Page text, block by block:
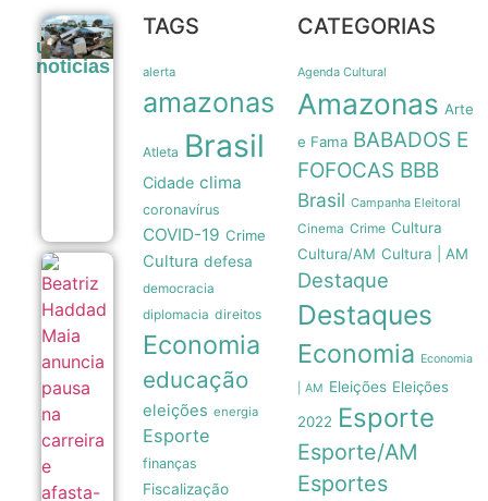
últimas
noticias
Tubarões
como
móveis
intensidade
furacões
08/08
Haddad
Maia
anuncia
pausa
carreira
afasta-
se das
quadras
08/08
TAGS
alerta
amazonas
Atleta Brasil
Cidade clima
coronavírus
COVID-19 Crime
Cultura defesa
democracia
diplomacia direitos
Economia
educação
eleições energia
Esporte
finanças
Fiscalização
CATEGORIAS
Agenda Cultural
Amazonas Arte
e Fama BABADOS E
FOFOCAS BBB
Brasil Campanha Eleitoral
Cinema Crime Cultura
Cultura/AM Cultura | AM
Destaque
Destaques
Economia Economia
| AM Eleições Eleições
2022 Esporte
Esporte/AM
Esportes